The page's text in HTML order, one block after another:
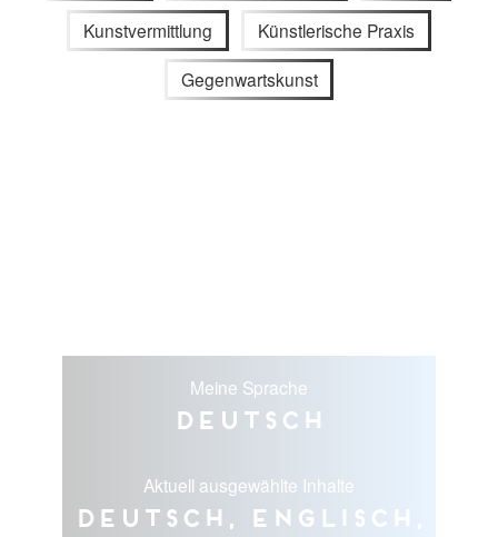
Kunstvermittlung Künstlerische Praxis
Gegenwartskunst
Meine Sprache
Deutsch
Aktuell ausgewählte Inhalte
Deutsch, Englisch,